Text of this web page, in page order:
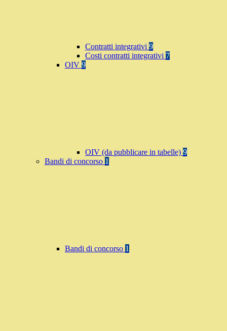
Contratti integrativi 9
Costi contratti integrativi 7
OIV 9
OIV (da pubblicare in tabelle) 9
Bandi di concorso 1
Bandi di concorso 1